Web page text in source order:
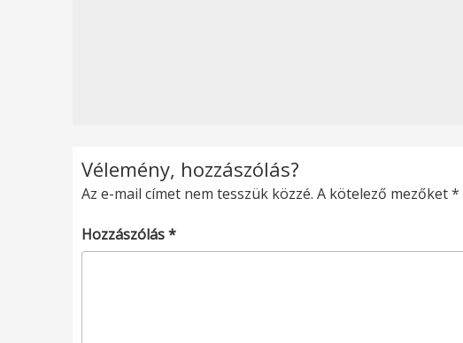
Vélemény, hozzászólás?
Az e-mail címet nem tesszük közzé. A kötelező mezőket*
Hozzászólás*